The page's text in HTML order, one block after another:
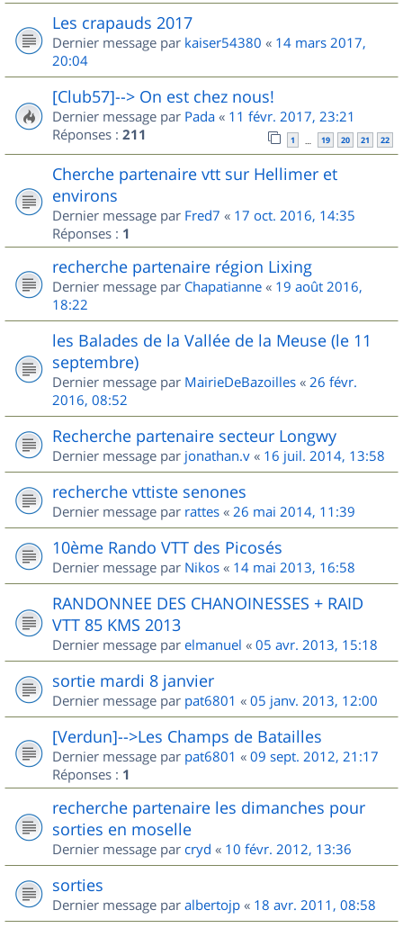
Les crapauds 2017
Dernier message par kaiser54380 « 14 mars 2017,
20:04
[Club57]--> On est chez nous!
Dernier message par Pada « 11 févr. 2017, 23:21
Réponses : 211 1 … 19 20 21 22
Cherche partenaire vtt sur Hellimer et
environs
Dernier message par Fred7 « 17 oct. 2016, 14:35
Réponses : 1
recherche partenaire région Lixing
Dernier message par Chapatianne « 19 août 2016,
18:22
les Balades de la Vallée de la Meuse (le 11
septembre)
Dernier message par MairieDeBazoilles « 26 févr.
2016, 08:52
Recherche partenaire secteur Longwy
Dernier message par jonathan.v « 16 juil. 2014, 13:58
recherche vttiste senones
Dernier message par rattes « 26 mai 2014, 11:39
10ème Rando VTT des Picosés
Dernier message par Nikos « 14 mai 2013, 16:58
RANDONNEE DES CHANOINESSES + RAID
VTT 85 KMS 2013
Dernier message par elmanuel « 05 avr. 2013, 15:18
sortie mardi 8 janvier
Dernier message par pat6801 « 05 janv. 2013, 12:00
[Verdun]-->Les Champs de Batailles
Dernier message par pat6801 « 09 sept. 2012, 21:17
Réponses : 1
recherche partenaire les dimanches pour
sorties en moselle
Dernier message par cryd « 10 févr. 2012, 13:36
sorties
Dernier message par albertojp « 18 avr. 2011, 08:58